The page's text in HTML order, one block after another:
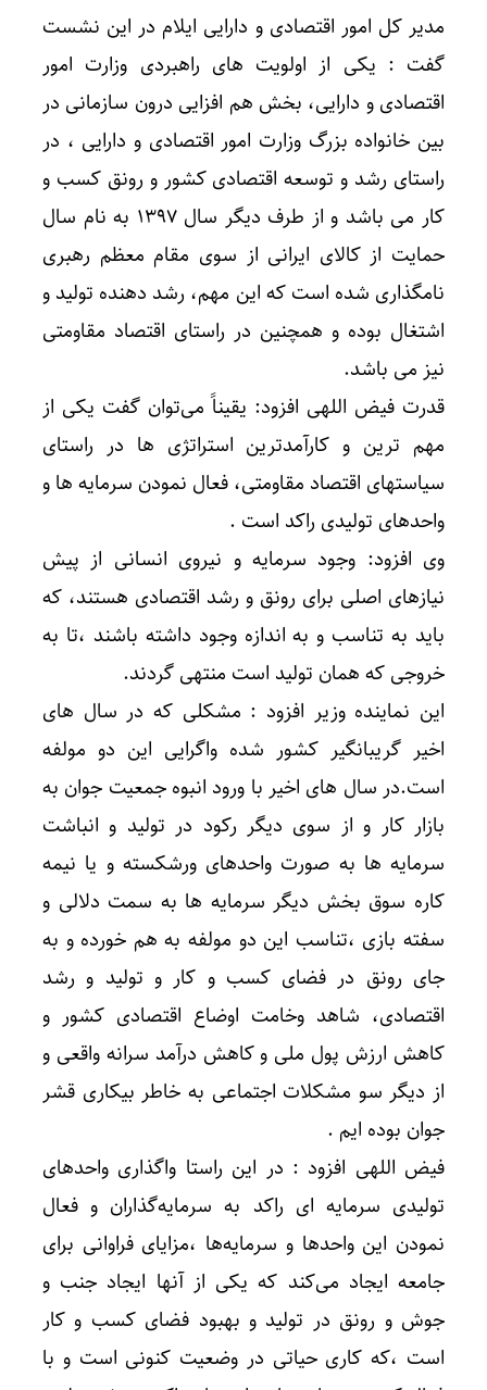
مدیر کل امور اقتصادی و دارایی ایلام در این نشست
گفت : یکی از اولویت های راهبردی وزارت امور
اقتصادی و دارایی، بخش هم افزایی درون سازمانی در
بین خانواده بزرگ وزارت امور اقتصادی و دارایی ، در
راستای رشد و توسعه اقتصادی کشور و رونق کسب و
کار می باشد و از طرف دیگر سال ۱۳۹۷ به نام سال
حمایت از کالای ایرانی از سوی مقام معظم رهبری
نامگذاری شده است که این مهم، رشد دهنده تولید و
اشتغال بوده و همچنین در راستای اقتصاد مقاومتی
نیز می باشد.
قدرت فیض اللهی افزود: یقیناً می‌توان گفت یکی از
مهم ترین و کارآمدترین استراتژی ها در راستای
سیاستهای اقتصاد مقاومتی، فعال نمودن سرمایه ها و
واحدهای تولیدی راکد است .
وی افزود: وجود سرمایه و نیروی انسانی از پیش
نیازهای اصلی برای رونق و رشد اقتصادی هستند، که
باید به تناسب و به اندازه وجود داشته باشند ،تا به
خروجی که همان تولید است منتهی گردند.
این نماینده وزیر افزود : مشکلی که در سال های
اخیر گریبانگیر کشور شده واگرایی این دو مولفه
است.در سال های اخیر با ورود انبوه جمعیت جوان به
بازار کار و از سوی دیگر رکود در تولید و انباشت
سرمایه ها به صورت واحدهای ورشکسته و یا نیمه
کاره سوق بخش دیگر سرمایه ها به سمت دلالی و
سفته بازی ،تناسب این دو مولفه به هم خورده و به
جای رونق در فضای کسب و کار و تولید و رشد
اقتصادی، شاهد وخامت اوضاع اقتصادی کشور و
کاهش ارزش پول ملی و کاهش درآمد سرانه واقعی و
از دیگر سو مشکلات اجتماعی به خاطر بیکاری قشر
جوان بوده ایم .
فیض اللهی افزود : در این راستا واگذاری واحدهای
تولیدی سرمایه ای راکد به سرمایه‌گذاران و فعال
نمودن این واحدها و سرمایه‌ها ،مزایای فراوانی برای
جامعه ایجاد می‌کند که یکی از آنها ایجاد جنب و
جوش و رونق در تولید و بهبود فضای کسب و کار
است ،که کاری حیاتی در وضعیت کنونی است و با